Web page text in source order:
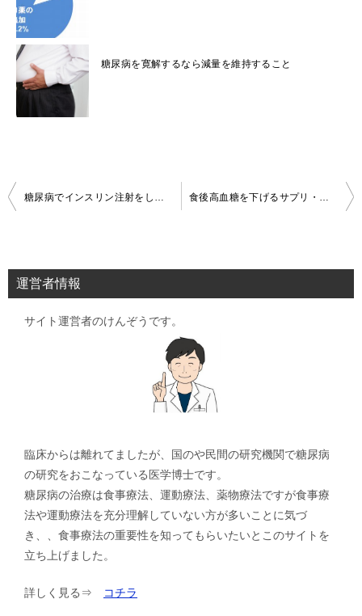
糖尿病を寛解するなら減量を維持すること
投
ビ
ゲ
糖尿病でインスリン注射をしたくない理由 食後高血糖を下げるサプリ・サラシアの効果には科学的根拠がある
運営者情報
サイト運営者のけんぞうです。
臨床からは離れてましたが、国のや民間の研究機関で糖尿病
の研究をおこなっている医学博士です。
糖尿病の治療は食事療法、運動療法、薬物療法ですが食事療
法や運動療法を充分理解していない方が多いことに気づ
き、、食事療法の重要性を知ってもらいたいとこのサイトを
立ち上げました。
詳しく見る⇒ コチラ